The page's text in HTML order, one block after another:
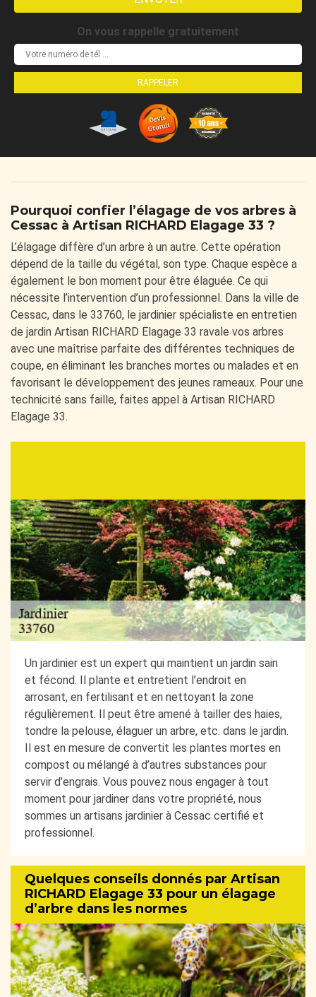
On vous rappelle gratuitement
Pourquoi confier l’élagage de vos arbres à
Cessac à Artisan RICHARD Elagage 33 ?
L’élagage diffère d’un arbre à un autre. Cette opération
dépend de la taille du végétal, son type. Chaque espèce a
également le bon moment pour être élaguée. Ce qui
nécessite l’intervention d’un professionnel. Dans la ville de
Cessac, dans le 33760, le jardinier spécialiste en entretien
de jardin Artisan RICHARD Elagage 33 ravale vos arbres
avec une maîtrise parfaite des différentes techniques de
coupe, en éliminant les branches mortes ou malades et en
favorisant le développement des jeunes rameaux. Pour une
technicité sans faille, faites appel à Artisan RICHARD
Elagage 33.
Un jardinier est un expert qui maintient un jardin sain
et fécond. Il plante et entretient l’endroit en
arrosant, en fertilisant et en nettoyant la zone
régulièrement. Il peut être amené à tailler des haies,
tondre la pelouse, élaguer un arbre, etc. dans le jardin.
Il est en mesure de convertit les plantes mortes en
compost ou mélangé à d’autres substances pour
servir d’engrais. Vous pouvez nous engager à tout
moment pour jardiner dans votre propriété, nous
sommes un artisans jardinier à Cessac certifié et
professionnel.
Quelques conseils donnés par Artisan
RICHARD Elagage 33 pour un élagage
d’arbre dans les normes